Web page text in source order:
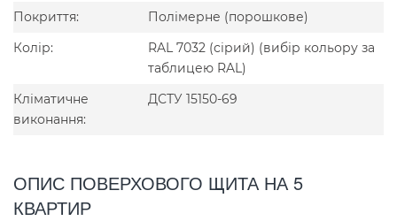
Покриття:
Полімерне (порошкове)
Колір:
RAL 7032 (сірий) (вибір кольору за
таблицею RAL)
Кліматичне
виконання:
ДСТУ 15150-69
ОПИС ПОВЕРХОВОГО ЩИТА НА 5
КВАРТИР